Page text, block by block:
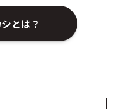
とは？